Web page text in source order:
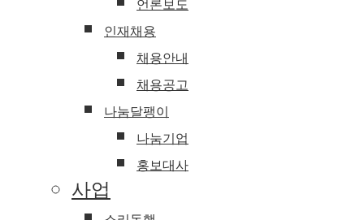
언론보도
인재채용
채용안내
채용공고
나눔달팽이
나눔기업
홍보대사
사업